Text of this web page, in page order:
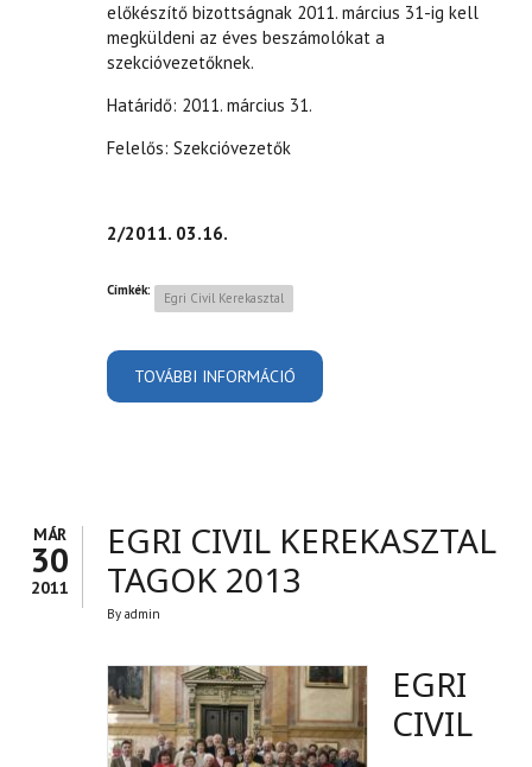
előkészítő bizottságnak 2011. március 31-ig kell
megküldeni az éves beszámolókat a
szekcióvezetőknek.
Határidő: 2011. március 31.
Felelős: Szekcióvezetők
2/2011. 03.16.
Címkék: Egri Civil Kerekasztal
TOVÁBBI INFORMÁCIÓ
MÁR
30
2011
EGRI CIVIL KEREKASZTAL
TAGOK 2013
By admin
EGRI
CIVIL